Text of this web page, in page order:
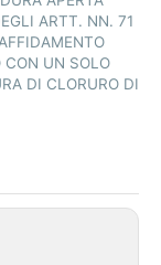
ARTT. NN. 71
CON UN SOLO
DI CLORURO DI